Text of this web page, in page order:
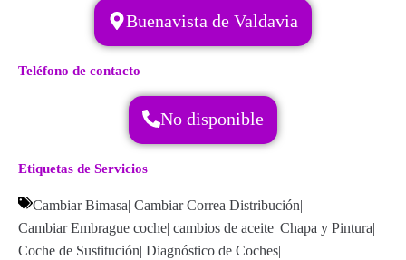
Buenavista de Valdavia
Teléfono de contacto
No disponible
Etiquetas de Servicios
Cambiar Bimasa| Cambiar Correa Distribución|
Cambiar Embrague coche| cambios de aceite| Chapa y Pintura|
Coche de Sustitución| Diagnóstico de Coches|